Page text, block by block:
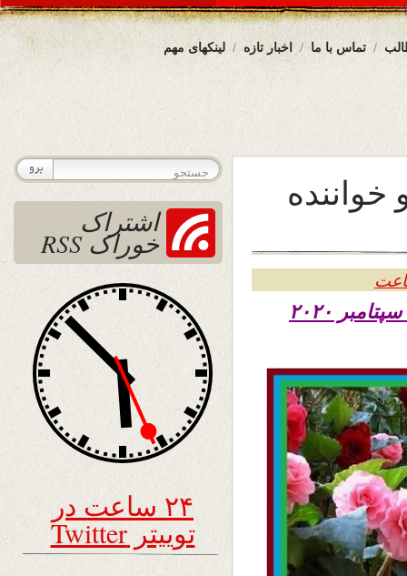
لینکهای مهم اخبار تازه تماس با ما
خواننده
تاریخ نشر شنبه پنجم میزان ۱۳۹۹ – ۲۶ سپتامبر ۲۰۲۰
اشتراک
خوراک RSS
۲۴ ساعت در
توییتر Twitter